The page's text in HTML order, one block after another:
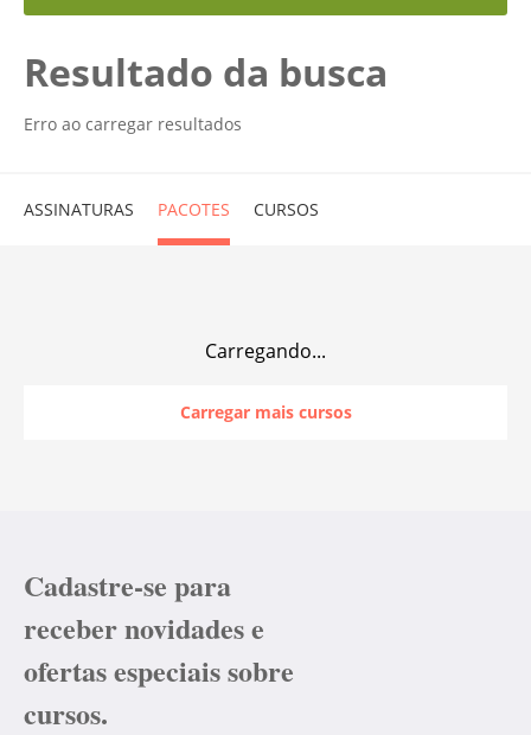
Resultado da busca
Erro ao carregar resultados
ASSINATURAS PACOTES CURSOS
Carregando...
Carregar mais cursos
Cadastre-se para
receber novidades e
ofertas especiais sobre
cursos.